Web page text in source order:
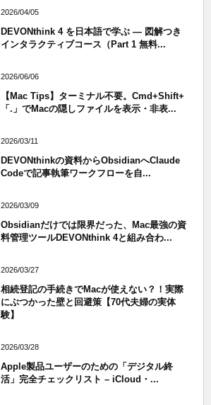
2026/04/05
DEVONthink 4 を日本語で学ぶ — 図解つき
インタラクティブコース（Part 1 無料...
2026/06/06
【Mac Tips】ターミナル不要。Cmd+Shift+
「.」でMacの隠しファイルを表示・非表...
2026/03/11
DEVONthinkの資料からObsidianへClaude
Codeで記事執筆ワークフローを自...
2026/03/09
Obsidianだけでは限界だった、Mac最強の資
料管理ツールDEVONthink 4と組み合わ...
2026/03/27
相続登記の手続きでMacが使えない？！実際
にぶつかった壁と回避策【70代夫婦の実体
験】
2026/03/28
Apple製品ユーザーのための「デジタル終
活」完全チェックリスト – iCloud・...